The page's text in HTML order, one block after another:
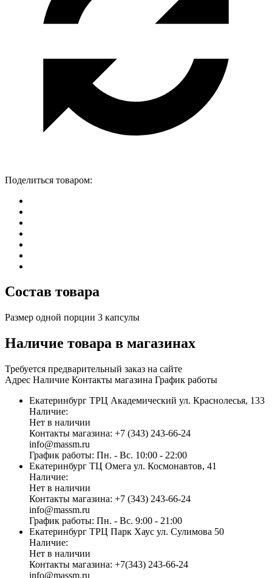
Поделиться товаром:
Состав товара
Размер одной порции 3 капсулы
Наличие товара в магазинах
Требуется предварительный заказ на сайте
Адрес Наличие Контакты магазина График работы
Екатеринбург ТРЦ Академический ул. Краснолесья, 133
Наличие:
Нет в наличии
Контакты магазина: +7 (343) 243-66-24
info@massm.ru
График работы: Пн. - Вс. 10:00 - 22:00
Екатеринбург ТЦ Омега ул. Космонавтов, 41
Наличие:
Нет в наличии
Контакты магазина: +7 (343) 243-66-24
info@massm.ru
График работы: Пн. - Вс. 9:00 - 21:00
Екатеринбург ТРЦ Парк Хаус ул. Сулимова 50
Наличие:
Нет в наличии
Контакты магазина: +7(343) 243-66-24
info@massm.ru